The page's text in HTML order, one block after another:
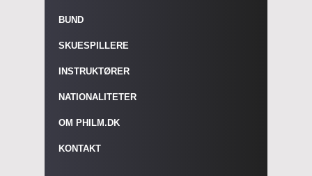
BUND
SKUESPILLERE
INSTRUKTØRER
NATIONALITETER
OM PHILM.DK
KONTAKT